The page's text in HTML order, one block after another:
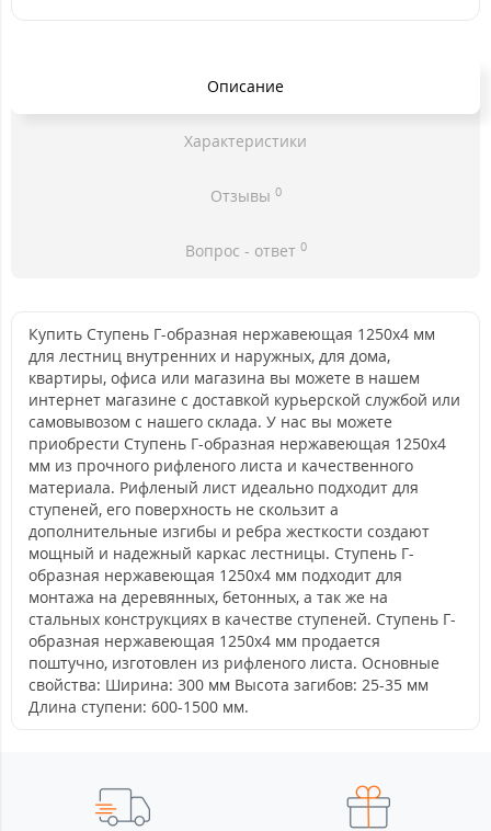
Описание
Характеристики
Отзывы 0
Вопрос - ответ 0
Купить Ступень Г-образная нержавеющая 1250x4 мм
для лестниц внутренних и наружных, для дома,
квартиры, офиса или магазина вы можете в нашем
интернет магазине с доставкой курьерской службой или
самовывозом с нашего склада. У нас вы можете
приобрести Ступень Г-образная нержавеющая 1250x4
мм из прочного рифленого листа и качественного
материала. Рифленый лист идеально подходит для
ступеней, его поверхность не скользит а
дополнительные изгибы и ребра жесткости создают
мощный и надежный каркас лестницы. Ступень Г-
образная нержавеющая 1250x4 мм подходит для
монтажа на деревянных, бетонных, а так же на
стальных конструкциях в качестве ступеней. Ступень Г-
образная нержавеющая 1250x4 мм продается
поштучно, изготовлен из рифленого листа. Основные
свойства: Ширина: 300 мм Высота загибов: 25-35 мм
Длина ступени: 600-1500 мм.